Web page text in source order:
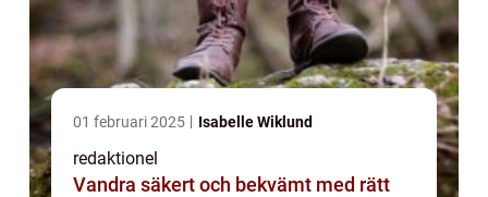
01 februari 2025 Isabelle Wiklund
redaktionel
Vandra säkert och bekvämt med rätt